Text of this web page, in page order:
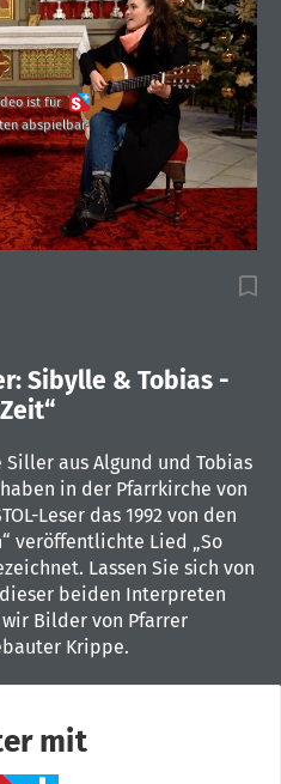
ist für
abspielbar
Sibylle & Tobias -
aus Algund und Tobias
in der Pfarrkirche von
Leser das 1992 von den
veröffentlichte Lied „So
Lassen Sie sich von
beiden Interpreten
Bilder von Pfarrer
Krippe.